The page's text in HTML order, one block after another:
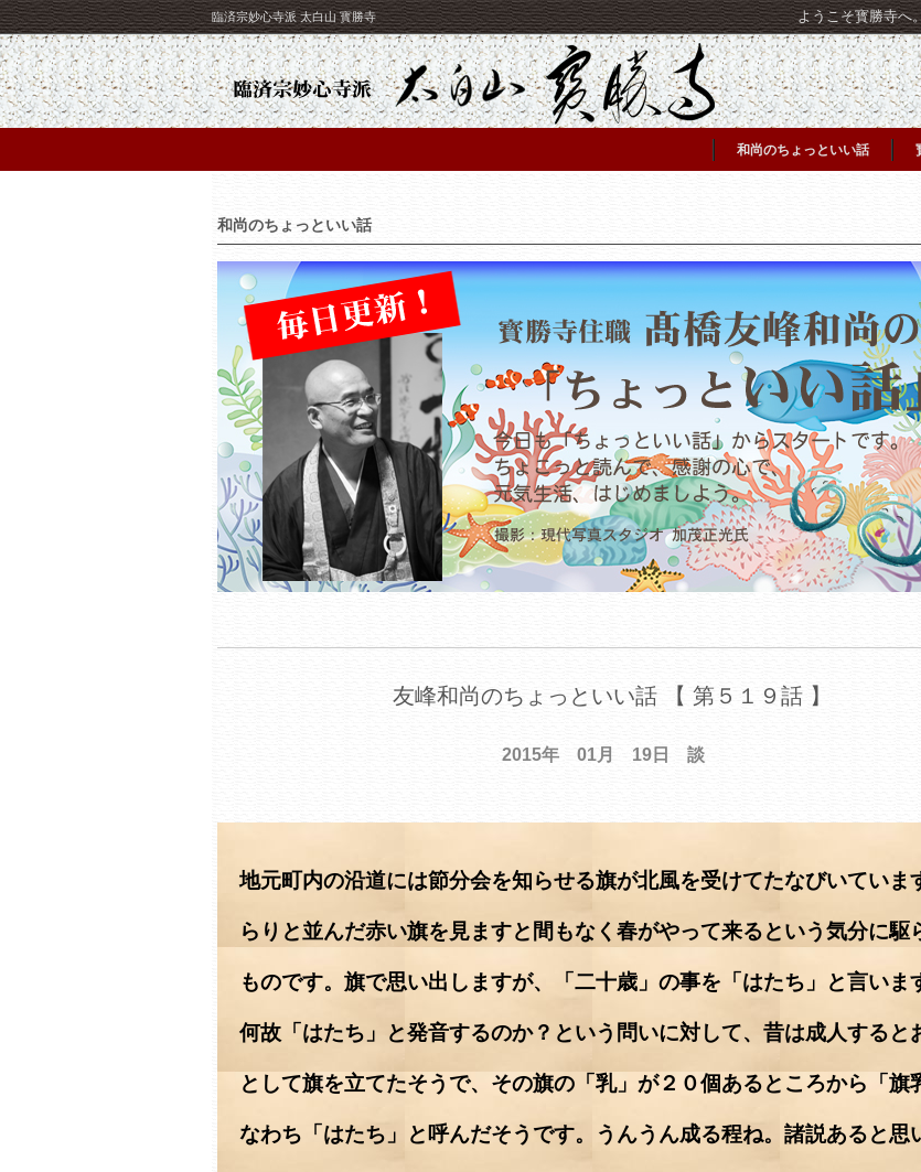
臨済宗妙心寺派 太白山 寳勝寺 ようこそ寳勝寺へ
和尚のちょっといい話
和尚のちょっといい話
友峰和尚のちょっといい話 【 第５１９話 】
2015年 01月 19日 談
地元町内の沿道には節分会を知らせる旗が北風を受けてたなびいていま
らりと並んだ赤い旗を見ますと間もなく春がやって来るという気分に駆
ものです。旗で思い出しますが、「二十歳」の事を「はたち」と言いま
何故「はたち」と発音するのか？という問いに対して、昔は成人すると
として旗を立てたそうで、その旗の「乳」が２０個あるところから「旗
なわち「はたち」と呼んだそうです。うんうん成る程ね。諸説あると思